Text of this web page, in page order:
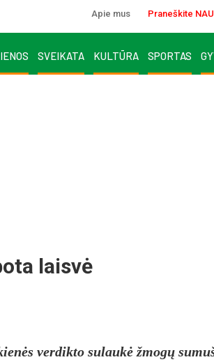
Apie mus Praneškite
SVEIKATA KULTŪRA SPORTAS
laisvė
verdikto sulaukė žmogų